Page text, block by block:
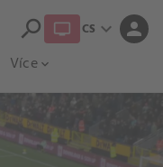
Více expand_more
search CS expand_more person